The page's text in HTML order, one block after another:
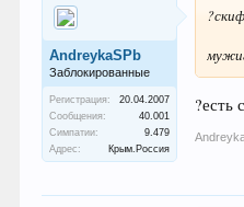
AndreykaSPb
Заблокированные
Регистрация:
20.04.2007
Сообщения:
40.001
Симпатии:
9.479
Адрес:
Крым.Россия
?есть